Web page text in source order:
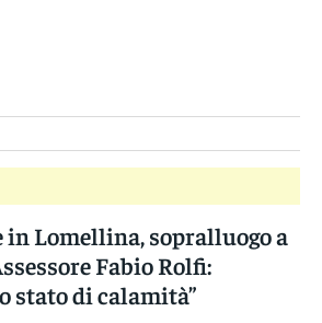
in Lomellina, sopralluogo a
Fabio Rolfi:
stato di calamità”